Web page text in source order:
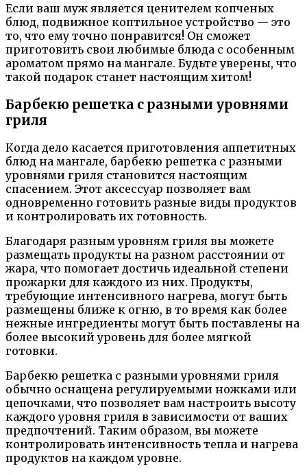
Если ваш муж является ценителем копченых
блюд, подвижное коптильное устройство — это
то, что ему точно понравится! Он сможет
приготовить свои любимые блюда с особенным
ароматом прямо на мангале. Будьте уверены, что
такой подарок станет настоящим хитом!
Барбекю решетка с разными уровнями
гриля
Когда дело касается приготовления аппетитных
блюд на мангале, барбекю решетка с разными
уровнями гриля становится настоящим
спасением. Этот аксессуар позволяет вам
одновременно готовить разные виды продуктов
и контролировать их готовность.
Благодаря разным уровням гриля вы можете
размещать продукты на разном расстоянии от
жара, что помогает достичь идеальной степени
прожарки для каждого из них. Продукты,
требующие интенсивного нагрева, могут быть
размещены ближе к огню, в то время как более
нежные ингредиенты могут быть поставлены на
более высокий уровень для более мягкой
готовки.
Барбекю решетка с разными уровнями гриля
обычно оснащена регулируемыми ножками или
цепочками, что позволяет вам настроить высоту
каждого уровня гриля в зависимости от ваших
предпочтений. Таким образом, вы можете
контролировать интенсивность тепла и нагрева
продуктов на каждом уровне.